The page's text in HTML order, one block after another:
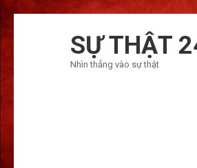
SỰ THẬT
Nhìn thẳng vào sự thật